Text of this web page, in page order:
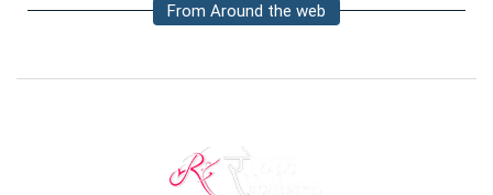
From Around the web